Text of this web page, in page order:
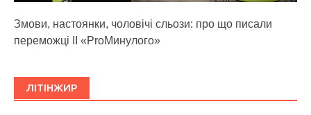
Змови, настоянки, чоловічі сльози: про що писали
переможці ІІ «ProМинулого»
ЛІТІНЖИР